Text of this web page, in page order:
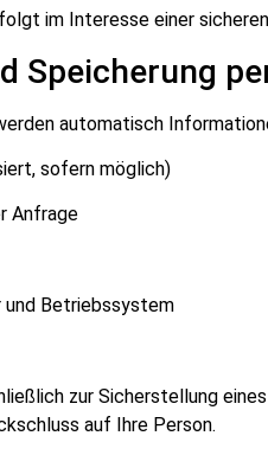
im Interesse einer
Speicherung
automatisch
sofern möglich)
Anfrage
Betriebssystem
zur Sicherstellung
auf Ihre Person.